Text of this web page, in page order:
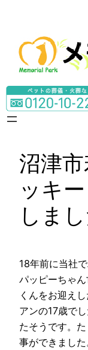
ッ
プ
沼津
ッキ
しまし
18年前に当社
パッピーちゃ
くんをお迎え
アンの17歳で
たそうです。
事ができました